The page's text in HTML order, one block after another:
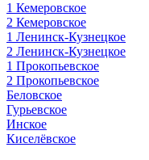
1 Кемеровское
2 Кемеровское
1 Ленинск-Кузнецкое
2 Ленинск-Кузнецкое
1 Прокопьевское
2 Прокопьевское
Беловское
Гурьевское
Инское
Киселёвское